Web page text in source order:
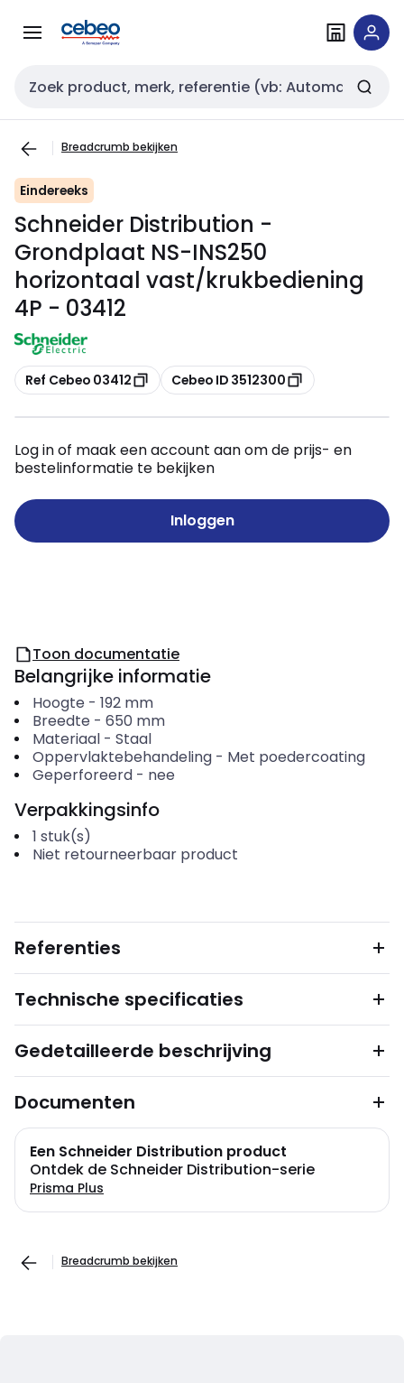
naar
naar
Zoekveld invoer
Breadcrumb bekijken
Eindereeks
Schneider Distribution -
Grondplaat NS-INS250
horizontaal vast/krukbediening
4P - 03412
Kopiëren
Ref Cebeo 03412 Kopiëren
Cebeo ID 3512300
Log in of maak een account aan om de prijs- en
bestelinformatie te bekijken
Inloggen
Toon documentatie
Belangrijke informatie
Hoogte - 192 mm
Breedte - 650 mm
Materiaal- Staal
Oppervlaktebehandeling- Met poedercoating
Geperforeerd- nee
Verpakkingsinfo
1 stuk(s)
Niet retourneerbaar product
Referenties
Technische specificaties
Gedetailleerde beschrijving
Documenten
Een Schneider Distribution product
Ontdek de Schneider Distribution-serie
Prisma Plus
Breadcrumb bekijken